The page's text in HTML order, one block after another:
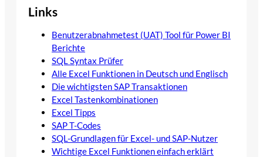
Links
Benutzerabnahmetest (UAT) Tool für Power BI
Berichte
SQL Syntax Prüfer
Alle Excel Funktionen in Deutsch und Englisch
Die wichtigsten SAP Transaktionen
Excel Tastenkombinationen
Excel Tipps
SAP T-Codes
SQL-Grundlagen für Excel- und SAP-Nutzer
Wichtige Excel Funktionen einfach erklärt